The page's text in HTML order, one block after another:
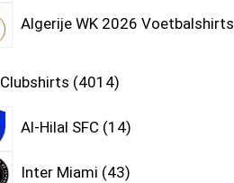
Algerije WK 2026 Voetbalshirts
Clubshirts 4014
Al-Hilal SFC 14
Inter Miami 43